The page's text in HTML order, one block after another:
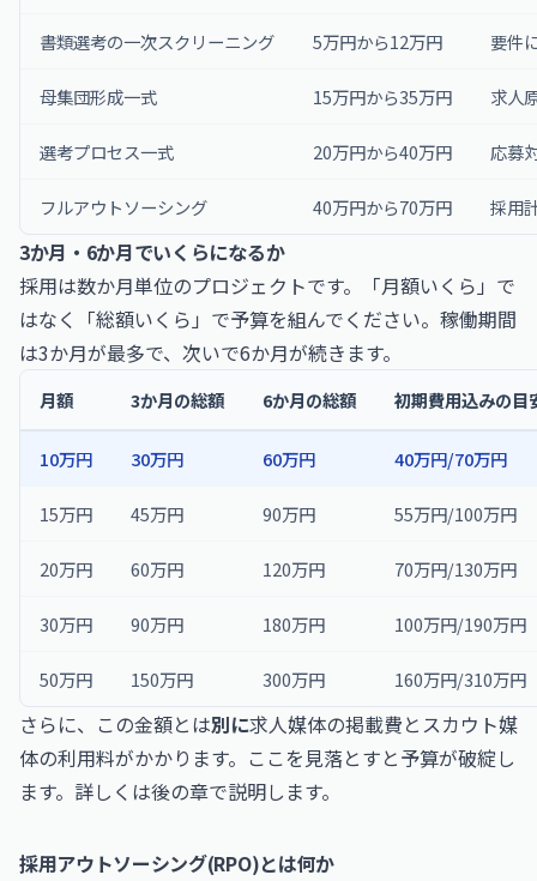
書類選考の一次スクリーニング 5万円から12万円 要件
母集団形成一式 15万円から35万円 求人
選考プロセス一式 20万円から40万円 応募
フルアウトソーシング 40万円から70万円 採用
3か月・6か月でいくらになるか
採用は数か月単位のプロジェクトです。「月額いくら」で
はなく「総額いくら」で予算を組んでください。稼働期間
は3か月が最多で、次いで6か月が続きます。
月額 3か月の総額 6か月の総額 初期費用込みの目
10万円 30万円 60万円 40万円/70万円
15万円 45万円 90万円 55万円/100万円
20万円 60万円 120万円 70万円/130万円
30万円 90万円 180万円 100万円/190万円
50万円 150万円 300万円 160万円/310万円
さらに、この金額とは別に求人媒体の掲載費とスカウト媒
体の利用料がかかります。ここを見落とすと予算が破綻し
ます。詳しくは後の章で説明します。
採用アウトソーシング(RPO)とは何か